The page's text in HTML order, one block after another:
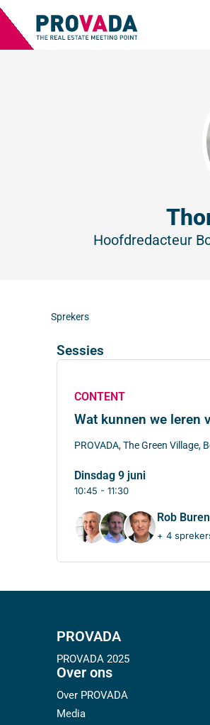
Hoofdredacteur
Sprekers
Sessies
CONTENT
Wat kunnen we leren
PROVADA, The Green Village,
dinsdag 9 juni
10:45 - 11:30
Rob Buren
+ 4
PROVADA
PROVADA 2025
Over ons
Over PROVADA
Media